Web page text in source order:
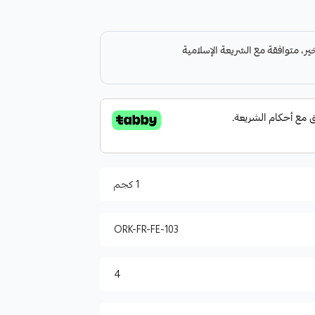
1 كجم
ORK-FR-FE-103
4